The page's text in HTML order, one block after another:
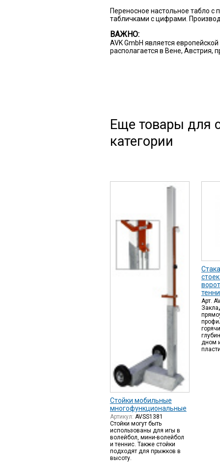
Переносное настольное табло
табличками с цифрами.
ВАЖНО:
AVK GmbH является
располагается в Вене, Австрия,
Еще товары для
категории
Стойки мобильные
многофункциональные
Артикул: AVSS1381
Стойки могут быть
использованы для игы в
волейбол, мини-волейбол
и теннис. Также стойки
подходят для прыжков в
высоту.
Арт.
дном